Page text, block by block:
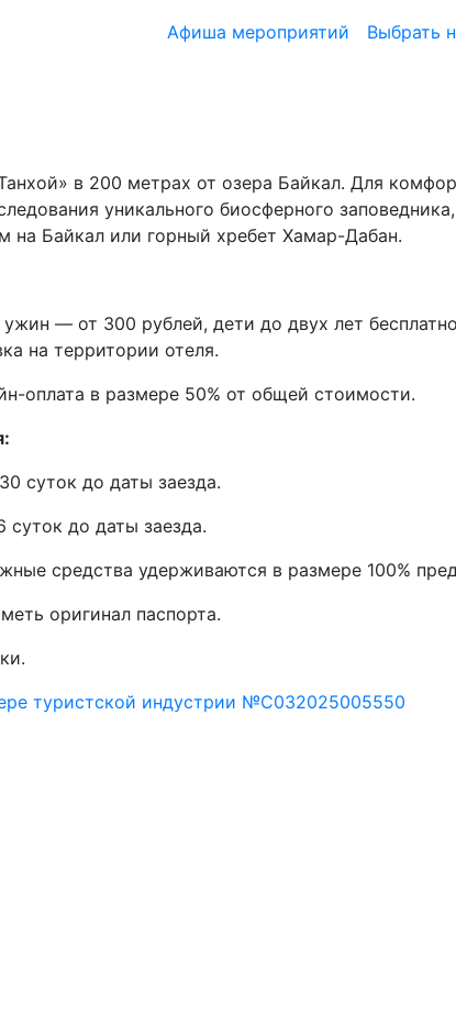
Афиша мероприятий Выбрать
в 200 метрах от озера Байкал. Для
уникального биосферного
Байкал или горный хребет Хамар-Дабан.
— от 300 рублей, дети до двух лет
на территории отеля.
оплата в размере 50% от общей стоимости.
суток до даты заезда.
суток до даты заезда.
средства удерживаются в размере 100%
оригинал паспорта.
туристской индустрии №С032025005550